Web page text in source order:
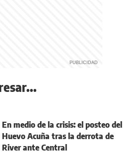
En medio de la crisis: el posteo del
Huevo Acuña tras la derrota de
River ante Central